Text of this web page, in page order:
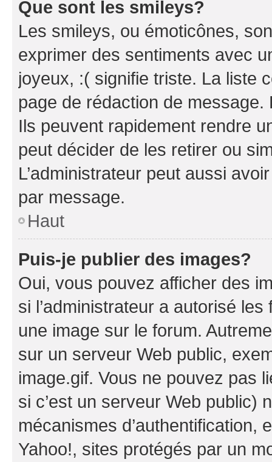
Que sont les smileys?
Les smileys, ou émoticônes,
exprimer des sentiments avec
joyeux, :( signifie triste. La liste
page de rédaction de
Ils peuvent rapidement rendre
peut décider de les retirer ou
L’administrateur peut aussi
par message.
Haut
Puis-je publier des images?
Oui, vous pouvez afficher des
si l’administrateur a autorisé
une image sur le forum.
sur un serveur Web public,
image.gif. Vous ne pouvez pas
si c’est un serveur Web public)
mécanismes d’authentification,
Yahoo!, sites protégés par un